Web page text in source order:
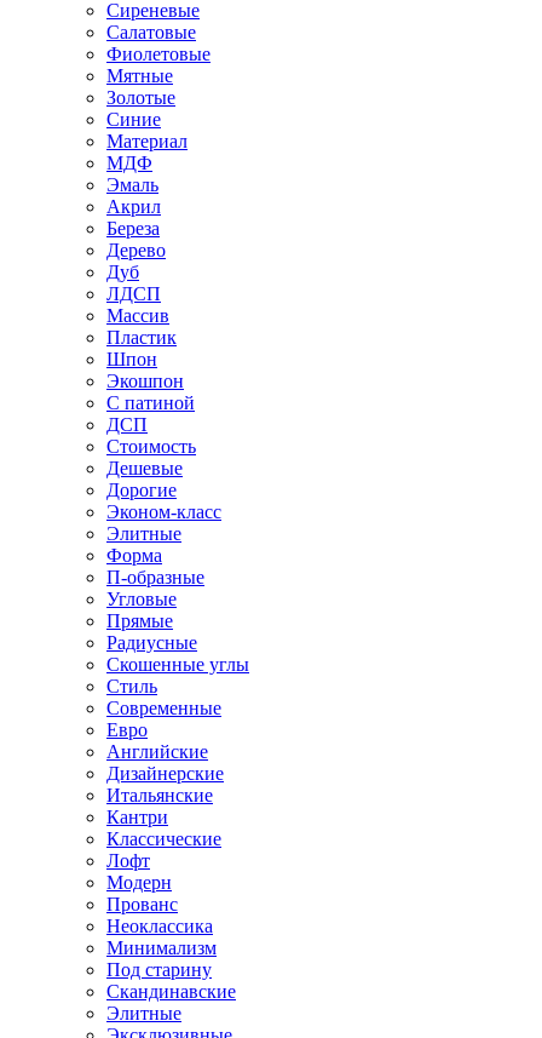
Сиреневые
Салатовые
Фиолетовые
Мятные
Золотые
Синие
Материал
МДФ
Эмаль
Акрил
Береза
Дерево
Дуб
ЛДСП
Массив
Пластик
Шпон
Экошпон
С патиной
ДСП
Стоимость
Дешевые
Дорогие
Эконом-класс
Элитные
Форма
П-образные
Угловые
Прямые
Радиусные
Скошенные углы
Стиль
Современные
Евро
Английские
Дизайнерские
Итальянские
Кантри
Классические
Лофт
Модерн
Прованс
Неоклассика
Минимализм
Под старину
Скандинавские
Элитные